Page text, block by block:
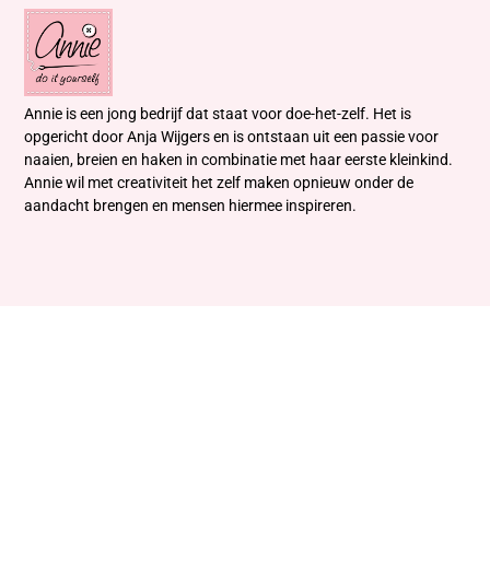
Annie is een jong bedrijf dat staat voor doe-het-zelf. Het is
opgericht door Anja Wijgers en is ontstaan uit een passie voor
naaien, breien en haken in combinatie met haar eerste kleinkind.
Annie wil met creativiteit het zelf maken opnieuw onder de
aandacht brengen en mensen hiermee inspireren.